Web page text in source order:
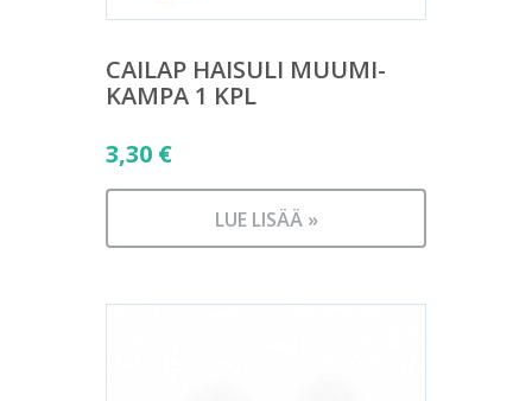
CAILAP HAISULI MUUMI-
KAMPA 1 KPL
3,30 €
LUE LISÄÄ »